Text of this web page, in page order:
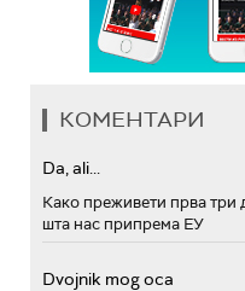
КОМЕНТАРИ
Da, ali...
Како преживети прва три
шта нас припрема ЕУ
Dvojnik mog oca